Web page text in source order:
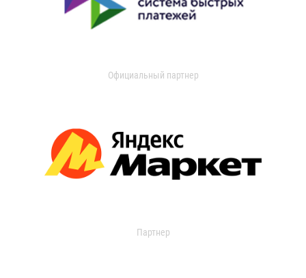
Официальный партнер
Партнер